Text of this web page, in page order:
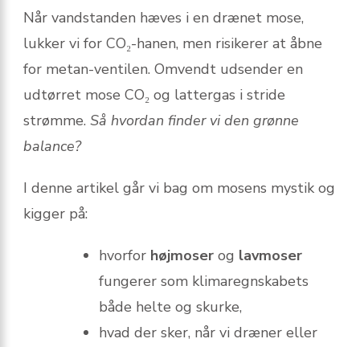
Når vandstanden hæves i en drænet mose,
lukker vi for CO₂-hanen, men risikerer at åbne
for metan-ventilen. Omvendt udsender en
udtørret mose CO₂ og lattergas i stride
strømme. Så hvordan finder vi den grønne
balance?
I denne artikel går vi bag om mosens mystik og
kigger på:
hvorfor højmoser og lavmoser
fungerer som klimaregnskabets
både helte og skurke,
hvad der sker, når vi dræner eller